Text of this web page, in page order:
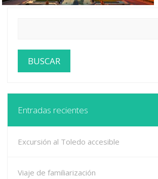
Entradas recientes
Excursión al Toledo accesible
Viaje de familiarización